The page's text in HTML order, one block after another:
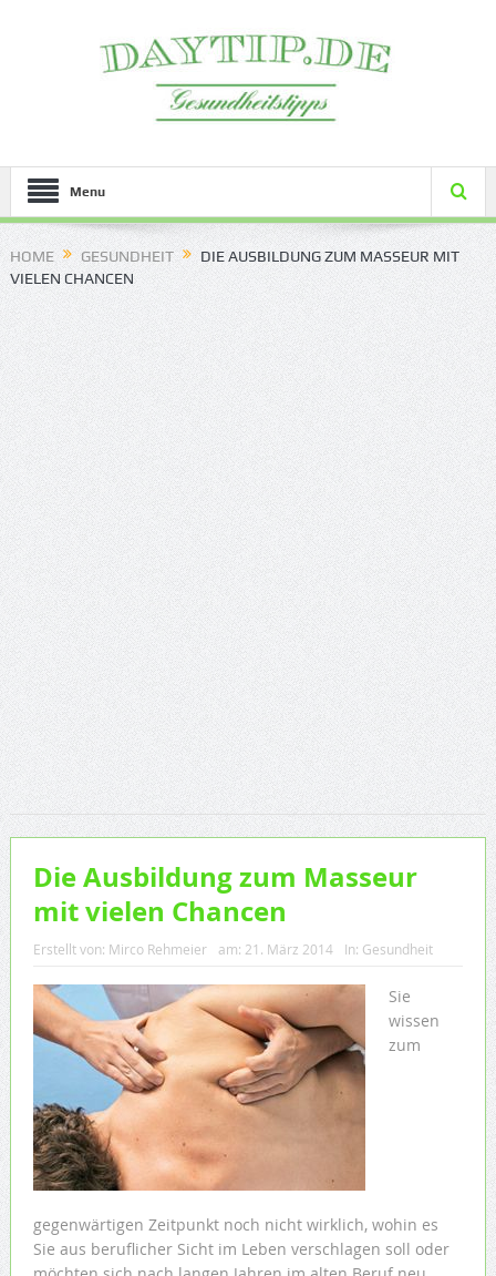
Menu
HOME GESUNDHEIT
DIE AUSBILDUNG ZUM MASSEUR MIT
VIELEN CHANCEN
Die Ausbildung zum Masseur
mit vielen Chancen
Erstellt von: Mirco Rehmeier am: 21. März 2014 In: Gesundheit
Sie
wissen
zum
gegenwärtigen Zeitpunkt noch nicht wirklich, wohin es
Sie aus beruflicher Sicht im Leben verschlagen soll oder